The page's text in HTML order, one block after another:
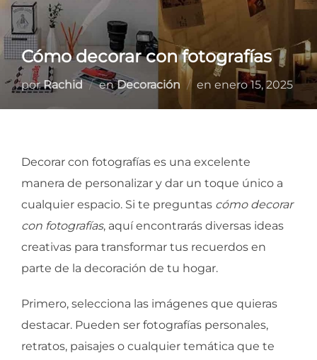
Cómo decorar con fotografías
porRachid enDecoración en Publicado
enero 15, 2025
Decorar con fotografías es una excelente
manera de personalizar y dar un toque único a
cualquier espacio. Si te preguntas cómo decorar
con fotografías, aquí encontrarás diversas ideas
creativas para transformar tus recuerdos en
parte de la decoración de tu hogar.
Primero, selecciona las imágenes que quieras
destacar. Pueden ser fotografías personales,
retratos, paisajes o cualquier temática que te